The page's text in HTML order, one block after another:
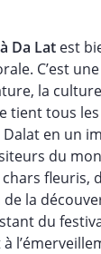
Da Lat est
C’est
la
tient tous
en un
du
chars fleuris,
la
du